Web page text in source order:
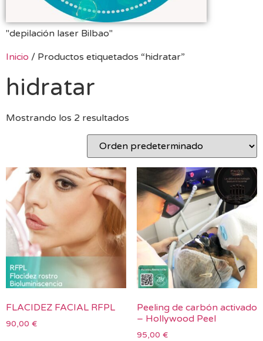
"depilación laser Bilbao"
Inicio / Productos etiquetados “hidratar”
hidratar
Mostrando los 2 resultados
FLACIDEZ FACIAL RFPL
90,00 €
Peeling de carbón activado
– Hollywood Peel
95,00 €